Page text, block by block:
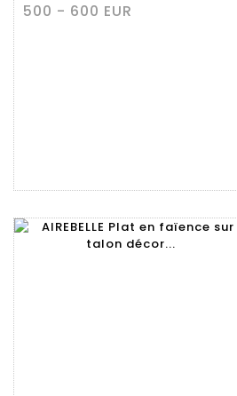
500 - 600 EUR